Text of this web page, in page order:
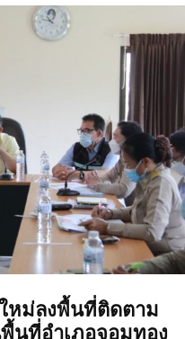
หม่ลงพื้นที่ติดตาม
นที่อำเภอจอมทอง